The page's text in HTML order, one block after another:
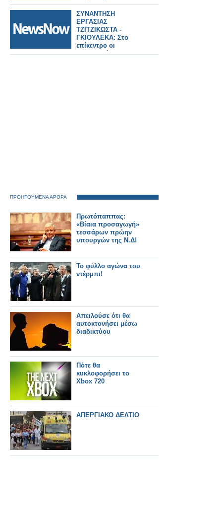
ΣΥΝΑΝΤΗΣΗ
ΕΡΓΑΣΙΑΣ
ΤΖΙΤΖΙΚΩΣΤΑ -
ΓΚΙΟΥΛΕΚΑ: Στο
επίκεντρο οι
προτεραιότητες της
ΠΡΟΗΓΟΥΜΕΝΑ ΑΡΘΡΑ
Πρωτόπαππας:
«Βίαια προσαγωγή»
τεσσάρων πρώην
υπουργών της Ν.Δ!
Το φύλλο αγώνα του
ντέρμπι!
Απειλούσε ότι θα
αυτοκτονήσει μέσω
διαδικτύου
Πότε θα
κυκλοφορήσει το
Xbox 720
ΑΠΕΡΓΙΑΚΟ ΔΕΛΤΙΟ